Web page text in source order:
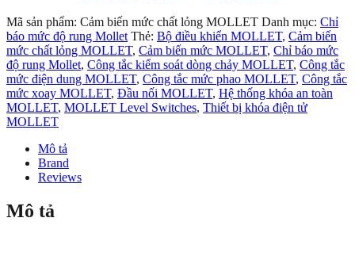
Mã sản phẩm: Cảm biến mức chất lỏng MOLLET Danh mục: Chỉ
báo mức độ rung Mollet Thẻ: Bộ điều khiển MOLLET, Cảm biến
mức chất lỏng MOLLET, Cảm biến mức MOLLET, Chỉ báo mức
độ rung Mollet, Công tắc kiểm soát dòng chảy MOLLET, Công tắc
mức điện dung MOLLET, Công tắc mức phao MOLLET, Công tắc
mức xoay MOLLET, Đầu nối MOLLET, Hệ thống khóa an toàn
MOLLET, MOLLET Level Switches, Thiết bị khóa điện tử
MOLLET
Mô tả
Brand
Reviews
Mô tả